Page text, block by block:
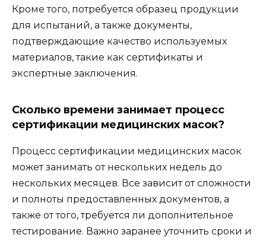
Кроме того, потребуется образец продукции
для испытаний, а также документы,
подтверждающие качество используемых
материалов, такие как сертификаты и
экспертные заключения.
Сколько времени занимает процесс
сертификации медицинских масок?
Процесс сертификации медицинских масок
может занимать от нескольких недель до
нескольких месяцев. Все зависит от сложности
и полноты предоставленных документов, а
также от того, требуется ли дополнительное
тестирование. Важно заранее уточнить сроки и